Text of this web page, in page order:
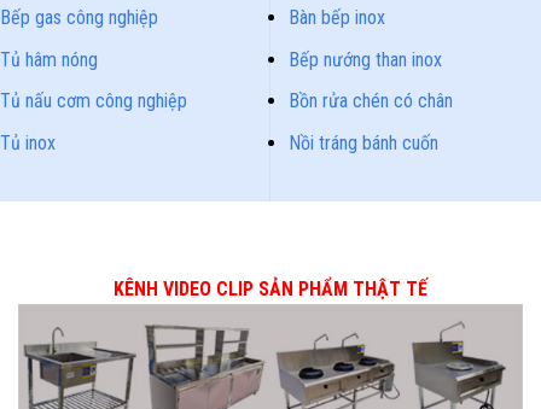
Bếp gas công nghiệp
Tủ hâm nóng
Tủ nấu cơm công nghiệp
Tủ inox
Bàn bếp inox
Bếp nướng than inox
Bồn rửa chén có chân
Nồi tráng bánh cuốn
KÊNH VIDEO CLIP SẢN PHẨM THẬT TẾ